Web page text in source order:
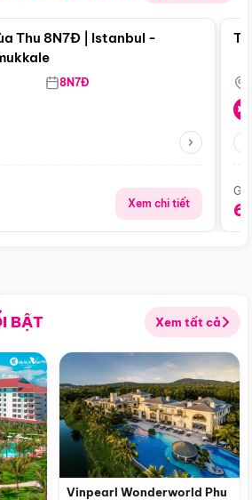
Thu 8N7Đ | Istanbul -
8N7Đ
Xem chi tiết
BẬT Xem tất cả
Vinpearl Wonderworld Phu